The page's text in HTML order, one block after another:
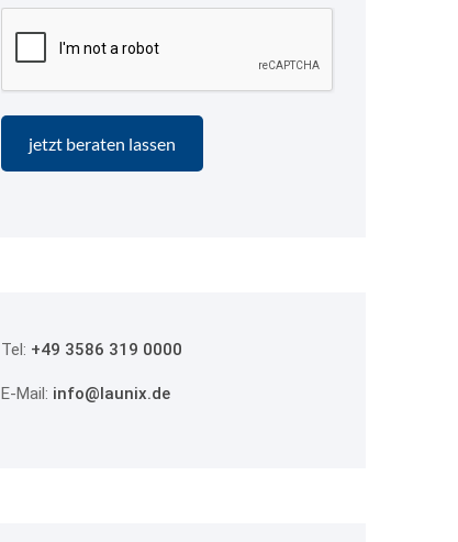
Tel: +49 3586 319 0000
E-Mail: info@launix.de